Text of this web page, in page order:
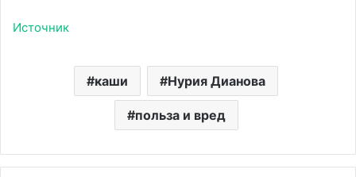
Источник
каши Нурия Дианова
польза и вред